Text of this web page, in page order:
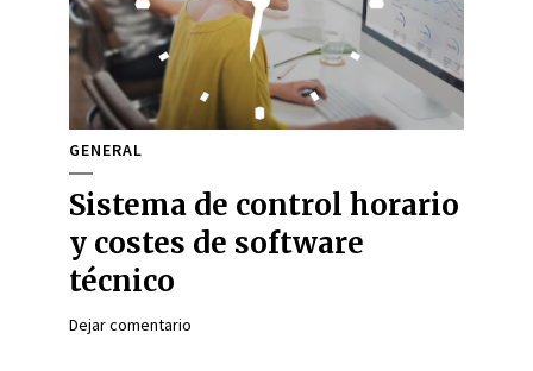
GENERAL
Sistema de control horario
y costes de software
técnico
Dejar comentario